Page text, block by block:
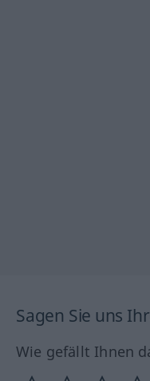
Sagen Sie uns
Wie gefällt Ihnen